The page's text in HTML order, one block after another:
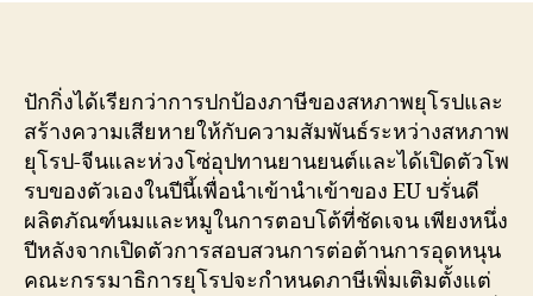
ปักกิ่งได้เรียกว่าการปกป้องภาษีของสหภาพยุโรปและ
สร้างความเสียหายให้กับความสัมพันธ์ระหว่างสหภาพ
ยุโรป-จีนและห่วงโซ่อุปทานยานยนต์และได้เปิดตัวโพ
รบของตัวเองในปีนี้เพื่อนำเข้านำเข้าของ EU บรั่นดี
ผลิตภัณฑ์นมและหมูในการตอบโต้ที่ชัดเจน เพียงหนึ่ง
ปีหลังจากเปิดตัวการสอบสวนการต่อต้านการอุดหนุน
คณะกรรมาธิการยุโรปจะกำหนดภาษีเพิ่มเติมตั้งแต่